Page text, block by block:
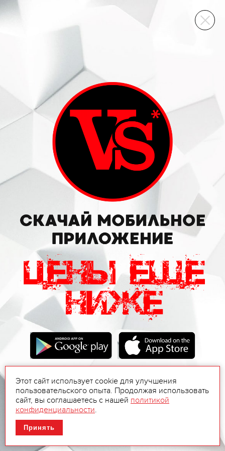
ВИННЫЙ СКЛАД
Этот сайт использует cookie для улучшения
пользовательского опыта. Продолжая использовать
сайт, вы соглашаетесь с нашей политикой
конфиденциальности.
Принять